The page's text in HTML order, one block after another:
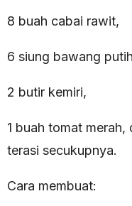
8 buah cabai rawit,
6 siung bawang
2 butir kemiri,
1 buah tomat merah,
terasi secukupnya.
Cara membuat: